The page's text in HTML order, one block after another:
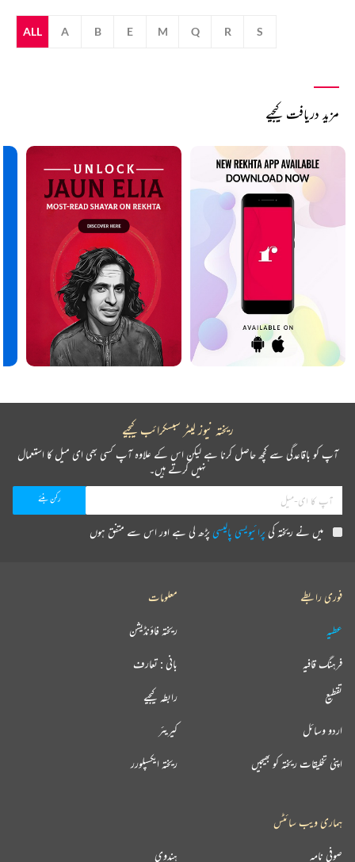
ALL A B E M Q R S
مزید دریافت کیجیے
ریختہ نیوز لیٹر سبسکرائب کیجیے
آپ کو باقاعدگی سے کچھ حاصل کرنا ہے لیکن اس کے علاوہ آپ کسی بھی ای میل کا استعمال
نہیں کرتے ہیں۔
میں نے ریختہ کیپرائیویسی پالیسیپڑھ لی ہے اور اس سے متفق ہوں
فوری رابطے
عطیہ
فرہنگ قافیہ
تقطیع
اردو وسائل
اپنی تخلیقات ریختہ کو بھیجیں
معلومات
ریختہ فاؤنڈیشن
بانی : تعارف
رابطہ کیجیے
کیریئر
ریختہ ایکسپلورر
ہماری ویب سائٹس
ہندوی صوفی نامہ